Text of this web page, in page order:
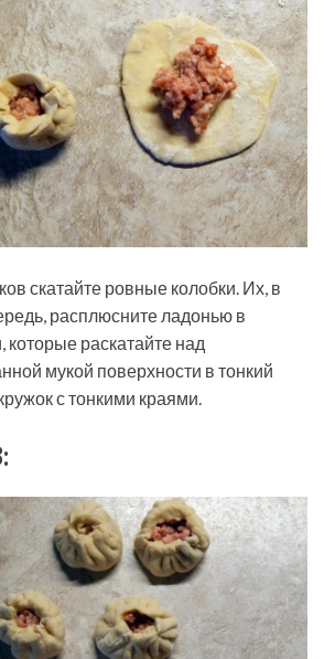
скатайте ровные колобки. Их, в
расплюсните ладонью в
которые раскатайте над
мукой поверхности в тонкий
с тонкими краями.